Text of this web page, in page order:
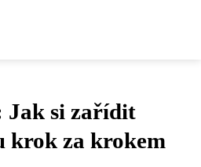
Jak si zařídit
krok za krokem